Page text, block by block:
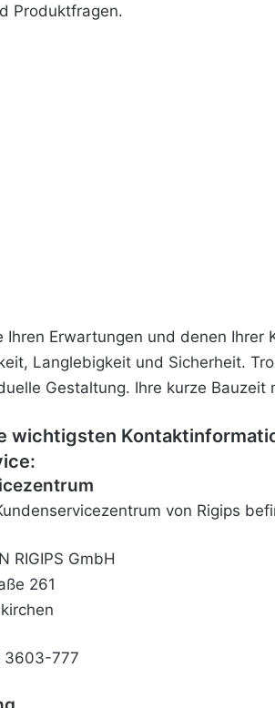
Produktfragen.
Ihren Erwartungen und denen
Langlebigkeit und Sicherheit.
Gestaltung. Ihre kurze
wichtigsten
von Rigips
RIGIPS GmbH
261
3603-777